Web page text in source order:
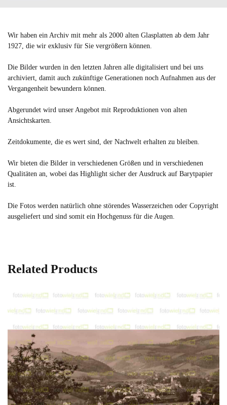
Wir haben ein Archiv mit mehr als 2000 alten Glasplatten ab dem Jahr
1927, die wir exklusiv für Sie vergrößern können.
Die Bilder wurden in den letzten Jahren alle digitalisiert und bei uns
archiviert, damit auch zukünftige Generationen noch Aufnahmen aus der
Vergangenheit bewundern können.
Abgerundet wird unser Angebot mit Reproduktionen von alten
Ansichtskarten.
Zeitdokumente, die es wert sind, der Nachwelt erhalten zu bleiben.
Wir bieten die Bilder in verschiedenen Größen und in verschiedenen
Qualitäten an, wobei das Highlight sicher der Ausdruck auf Barytpapier
ist.
Die Fotos werden natürlich ohne störendes Wasserzeichen oder Copyright
ausgeliefert und sind somit ein Hochgenuss für die Augen.
Related Products